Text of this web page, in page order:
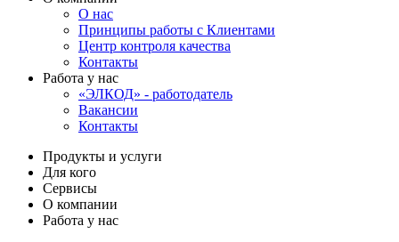
О нас
Принципы работы с Клиентами
Центр контроля качества
Контакты
Работа у нас
«ЭЛКОД» - работодатель
Вакансии
Контакты
Продукты и услуги
Для кого
Сервисы
О компании
Работа у нас